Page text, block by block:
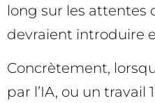
long sur les attentes
devraient introduire
Concrètement,
par l’IA, ou un